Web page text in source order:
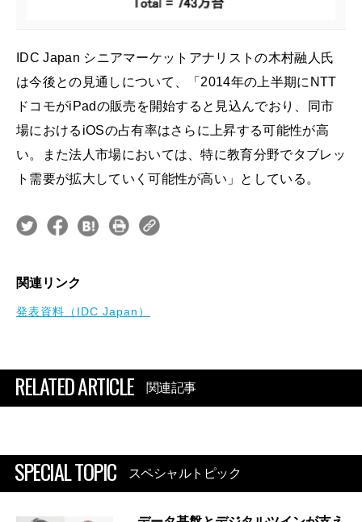
IDC Japan シニアマーケットアナリストの木村融人氏
は今後との見通しについて、「2014年の上半期にNTT
ドコモがiPadの販売を開始すると見込んでおり、同市
場におけるiOSの占有率はさらに上昇する可能性が高
い。また法人市場においては、特に教育分野でタブレッ
ト需要が拡大していく可能性が高い」としている。
関連リンク
発表資料（IDC Japan）
RELATED ARTICLE 関連記事
SPECIAL TOPIC スペシャルトピック